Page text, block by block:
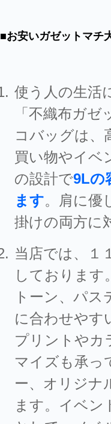
■お安いガゼットマチ
使う人の生活
「不織布ガ
コバッグは、
買い物やイベ
の設計で9Lの
ます。肩に優
掛けの両方に
当店では、１
しております
トーン、パ
に合わせやす
プリントやカ
マイズも承っ
ー、オリジナ
ます。イベン